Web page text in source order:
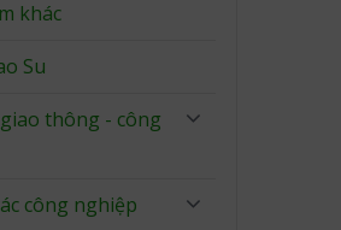
khác
Su
thông - công
công nghiệp